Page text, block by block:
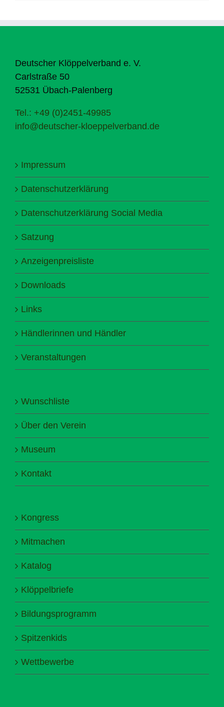
Deutscher Klöppelverband e. V.
Carlstraße 50
52531 Übach-Palenberg
Tel.: +49 (0)2451-49985
info@deutscher-kloeppelverband.de
Impressum
Datenschutzerklärung
Datenschutzerklärung Social Media
Satzung
Anzeigenpreisliste
Downloads
Links
Händlerinnen und Händler
Veranstaltungen
Wunschliste
Über den Verein
Museum
Kontakt
Kongress
Mitmachen
Katalog
Klöppelbriefe
Bildungsprogramm
Spitzenkids
Wettbewerbe